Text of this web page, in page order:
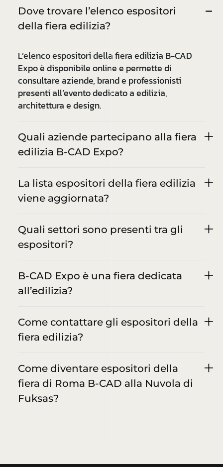
Dove trovare l’elenco espositori
della fiera edilizia?
L’elenco espositori della fiera edilizia B-CAD
Expo è disponibile online e permette di
consultare aziende, brand e professionisti
presenti all’evento dedicato a edilizia,
architettura e design.
Quali aziende partecipano alla fiera
edilizia B-CAD Expo?
La lista espositori della fiera edilizia
viene aggiornata?
Quali settori sono presenti tra gli
espositori?
B-CAD Expo è una fiera dedicata
all’edilizia?
Come contattare gli espositori della
fiera edilizia?
Come diventare espositori della
fiera di Roma B-CAD alla Nuvola di
Fuksas?